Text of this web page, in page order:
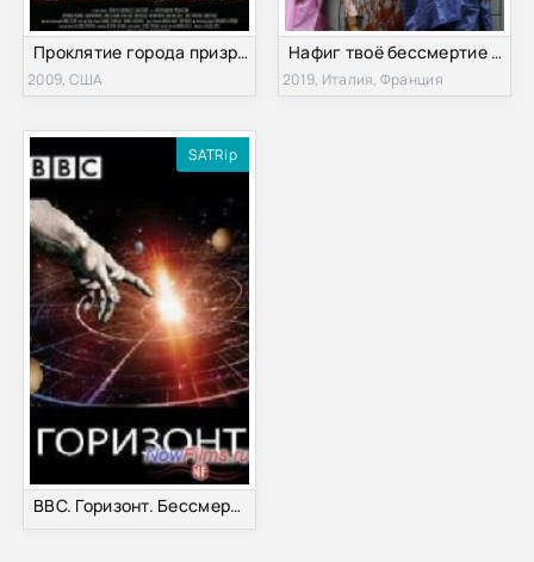
Проклятие города призраков (2009)
2009, США
Нафиг твоё бессмертие / Пофиг на бессмертие (2019)
2019, Италия, Франция
SATRip
BBC. Горизонт. Бессмертие. Как правильно стареть?